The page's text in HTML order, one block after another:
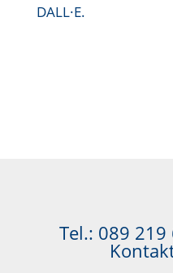
DALL·E.
Tel.: 089 219